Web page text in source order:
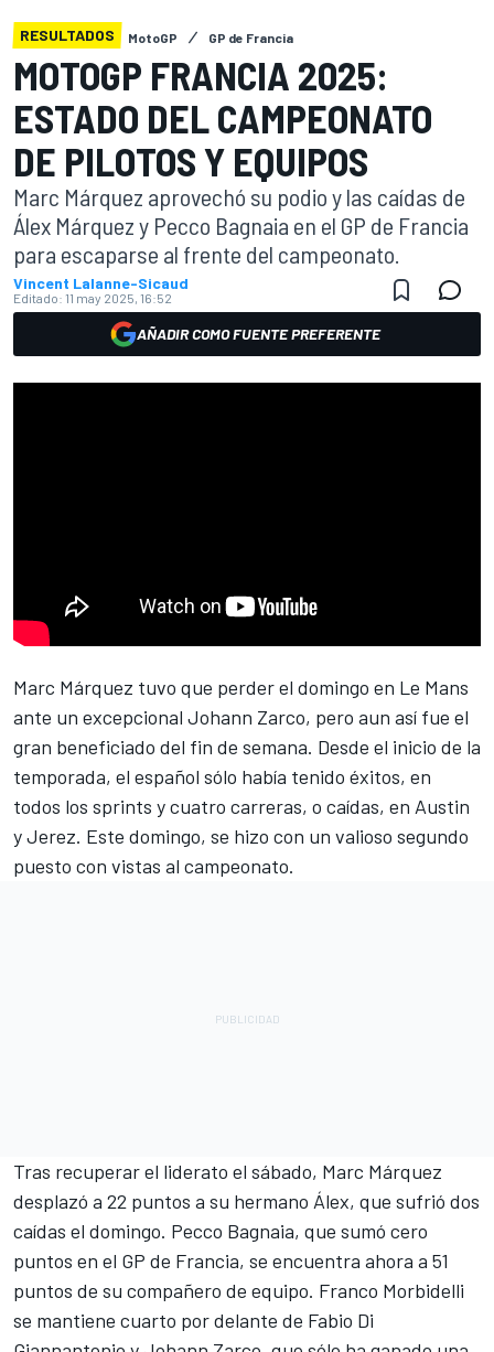
RESULTADOS MotoGP GP de Francia
MOTOGP FRANCIA 2025:
ESTADO DEL CAMPEONATO
DE PILOTOS Y EQUIPOS
Marc Márquez aprovechó su podio y las caídas de
Álex Márquez y Pecco Bagnaia en el GP de Francia
para escaparse al frente del campeonato.
Vincent Lalanne-Sicaud
Editado: 11 may 2025, 16:52
AÑADIR COMO FUENTE PREFERENTE
Marc Márquez tuvo que perder el domingo en Le Mans
ante un excepcional Johann Zarco, pero aun así fue el
gran beneficiado del fin de semana. Desde el inicio de la
temporada, el español sólo había tenido éxitos, en
todos los sprints y cuatro carreras, o caídas, en Austin
y Jerez. Este domingo, se hizo con un valioso segundo
puesto con vistas al campeonato.
Tras recuperar el liderato el sábado, Marc Márquez
desplazó a 22 puntos a su hermano Álex, que sufrió dos
caídas el domingo. Pecco Bagnaia, que sumó cero
puntos en el GP de Francia, se encuentra ahora a 51
puntos de su compañero de equipo. Franco Morbidelli
se mantiene cuarto por delante de Fabio Di